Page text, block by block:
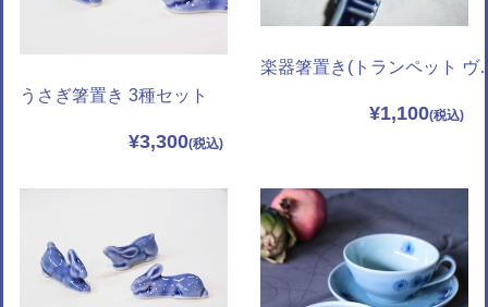
うさぎ箸置き 3種セット
¥3,300
楽器箸置き(トラン
¥1,100